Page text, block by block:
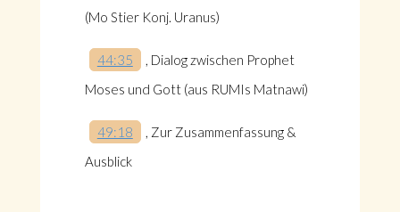
(Mo Stier Konj. Uranus)
44:35
, Dialog zwischen Prophet
Moses und Gott (aus RUMIs Matnawi)
49:18
, Zur Zusammenfassung &
Ausblick